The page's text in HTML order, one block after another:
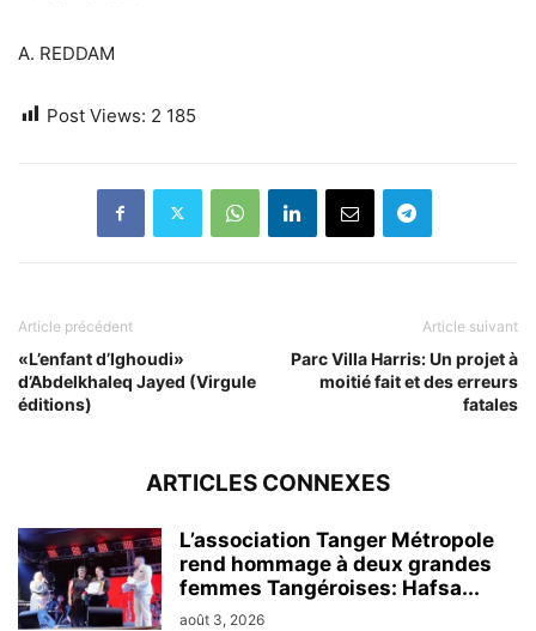
A. REDDAM
Post Views: 2 185
Article précédent
«L’enfant d’Ighoudi»
d’Abdelkhaleq Jayed (Virgule
éditions)
Article suivant
Parc Villa Harris: Un projet à
moitié fait et des erreurs
fatales
ARTICLES CONNEXES
L’association Tanger Métropole
rend hommage à deux grandes
femmes Tangéroises: Hafsa...
août 3, 2026